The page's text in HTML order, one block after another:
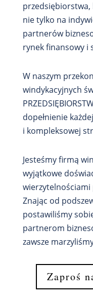
przedsiębiorstwa,
nie tylko na
partnerów
rynek finansowy i
W naszym
windykacyjnych
dopełnienie
i kompleksowej
Jesteśmy firmą
wyjątkowe
Znając od
postawiliśmy
partnerom
zawsze
Zaproś